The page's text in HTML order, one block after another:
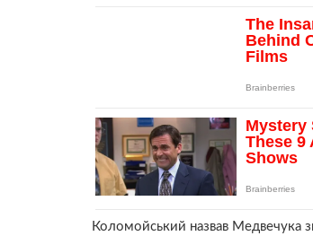
Коломойський назвав Медвечука